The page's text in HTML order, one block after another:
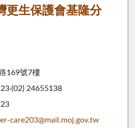
更生保護會基隆分
169號7樓
24655138
care203@mail.moj.gov.tw